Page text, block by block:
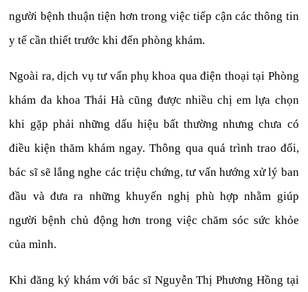
người bệnh thuận tiện hơn trong việc tiếp cận các thông tin
y tế cần thiết trước khi đến phòng khám.
Ngoài ra, dịch vụ tư vấn phụ khoa qua điện thoại tại Phòng
khám đa khoa Thái Hà cũng được nhiều chị em lựa chọn
khi gặp phải những dấu hiệu bất thường nhưng chưa có
điều kiện thăm khám ngay. Thông qua quá trình trao đổi,
bác sĩ sẽ lắng nghe các triệu chứng, tư vấn hướng xử lý ban
đầu và đưa ra những khuyến nghị phù hợp nhằm giúp
người bệnh chủ động hơn trong việc chăm sóc sức khỏe
của mình.
Khi đăng ký khám với bác sĩ Nguyễn Thị Phương Hồng tại